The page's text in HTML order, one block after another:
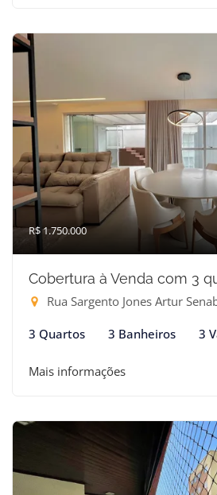
R$ 1.750.000
Cobertura à Venda com 3
Rua Sargento Jones Artur Senabio -
3 Quartos 3 Banheiros 3
Mais informações